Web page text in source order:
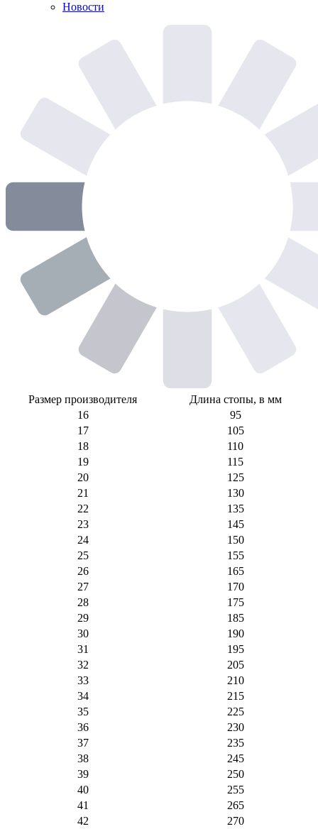
Новости
Размер производителя
Длина стопы, в мм
16
95
17
105
18
110
19
115
20
125
21
130
22
135
23
145
24
150
25
155
26
165
27
170
28
175
29
185
30
190
31
195
32
205
33
210
34
215
35
225
36
230
37
235
38
245
39
250
40
255
41
265
42
270